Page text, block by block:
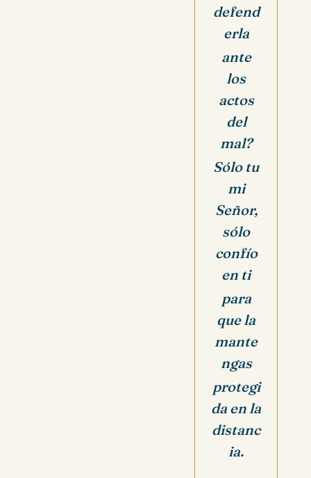
defend
erla
ante
los
actos
del
mal?
Sólo tu
mi
Señor,
sólo
confío
en ti
para
que la
mante
ngas
protegi
da en la
distanc
ia.